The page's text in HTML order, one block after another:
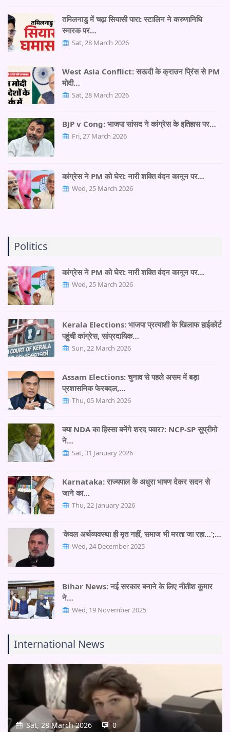
तमिलनाडु में चढ़ा सियासी पारा: स्टालिन ने करुणानिधि
स्मारक पर…
Sat, 28 March 2026
West Asia Conflict: सऊदी के क्राउन प्रिंस से PM
मोदी…
Sat, 28 March 2026
BJP v Cong: भाजपा सांसद ने कांग्रेस के इतिहास पर…
Fri, 27 March 2026
कांग्रेस ने PM को घेरा: नारी शक्ति वंदन कानून पर…
Wed, 25 March 2026
Politics
कांग्रेस ने PM को घेरा: नारी शक्ति वंदन कानून पर…
Wed, 25 March 2026
Kerala Elections: भाजपा प्रत्याशी के खिलाफ हाईकोर्ट
पहुंची कांग्रेस, सांप्रदायिक…
Sun, 22 March 2026
Assam Elections: चुनाव से पहले असम में बड़ा
प्रशासनिक फेरबदल,…
Thu, 05 March 2026
क्या NDA का हिस्सा बनेंगे शरद पवार?: NCP-SP सुप्रीमो
ने…
Sat, 31 January 2026
Karnataka: राज्यपाल के अधुरा भाषण देकर सदन से
जाने का…
Thu, 22 January 2026
‘केवल अर्थव्यवस्था ही मृत नहीं, समाज भी मरता जा रहा…’;…
Wed, 24 December 2025
Bihar News: नई सरकार बनाने के लिए नीतीश कुमार
ने…
Wed, 19 November 2025
International News
Sat, 28 March 2026 0